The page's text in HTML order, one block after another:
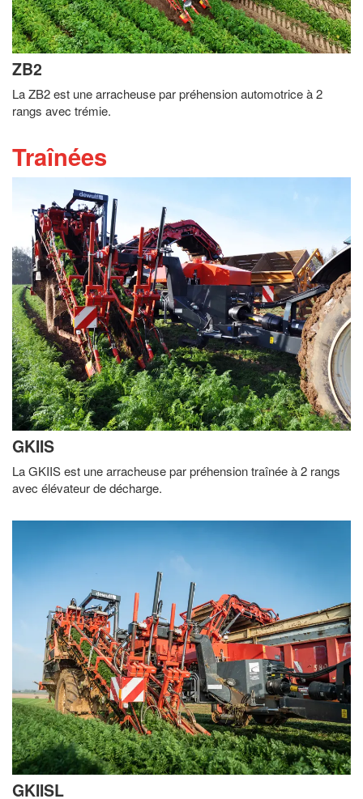
ZB2
La ZB2 est une arracheuse par préhension automotrice à 2
rangs avec trémie.
Traînées
GKIIS
La GKIIS est une arracheuse par préhension traînée à 2 rangs
avec élévateur de décharge.
GKIISL